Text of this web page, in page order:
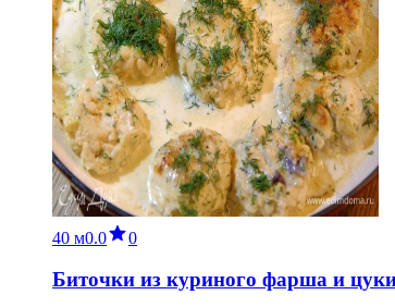
40 м0.0 0
Биточки из куриного фарша и